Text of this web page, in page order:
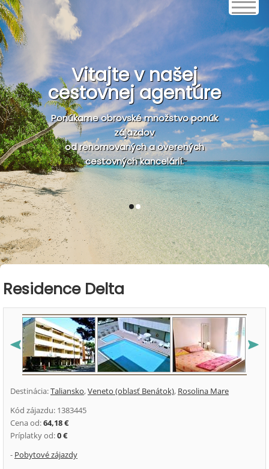
Vitajte v našej
cestovnej agentúre
Ponúkame obrovské množstvo ponúk
zájazdov
od renomovaných a overených
cestovných kancelárií.
1 2
Residence Delta
Destinácia:Taliansko,Veneto (oblasť Benátok), Rosolina Mare
Kód zájazdu: 1383445
Cena od:64,18 €
Príplatky od:0 €
- Pobytové zájazdy